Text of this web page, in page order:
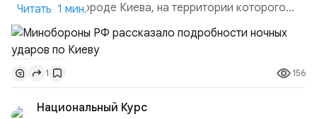
Чайка» в пригороде Киева, на территории которого
осуществлялось хранение, сборка а также запуск с
прилегающего полевого аэродром «Чайка»
дальнобойных БПЛА ВСУ; Складские помещения
«Транс-Логистик» в Оболонском районе г. Киев,
использовавшиеся для хранения военного
имущества ВСУ; Сортировочны...
Читать 1 мин.
1 156
Национальный Курс